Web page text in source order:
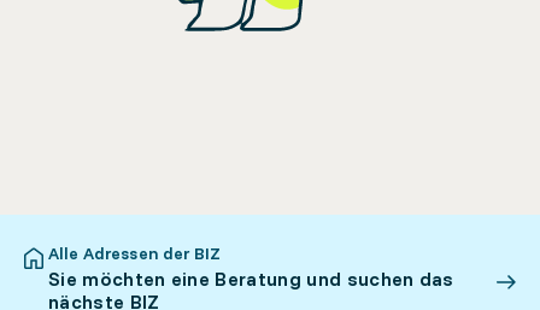
Alle Adressen der BIZ
Sie möchten eine Beratung und suchen das
nächste BIZ